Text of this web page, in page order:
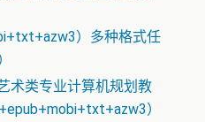
）多种格式任
术类专业计算机规划教
）